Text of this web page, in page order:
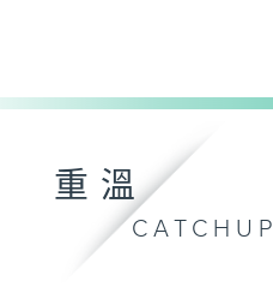
重溫
CATCHUP